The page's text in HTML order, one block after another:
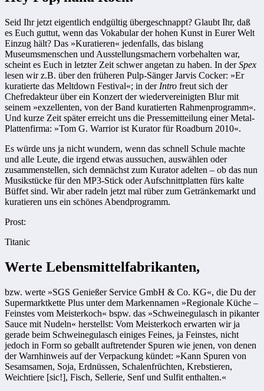
Seid Ihr jetzt eigentlich endgültig übergeschnappt? Glaubt Ihr, daß
es Euch guttut, wenn das Vokabular der hohen Kunst in Eurer Welt
Einzug hält? Das »Kuratieren« jedenfalls, das bislang
Museumsmenschen und Ausstellungsmachern vorbehalten war,
scheint es Euch in letzter Zeit schwer angetan zu haben. In derSpex
lesen wir z.B. über den früheren Pulp-Sänger Jarvis Cocker: »Er
kuratierte das Meltdown Festival«; in der Intro freut sich der
Chefredakteur über ein Konzert der wiedervereinigten Blur mit
seinem »exzellenten, von der Band kuratierten Rahmenprogramm«.
Und kurze Zeit später erreicht uns die Pressemitteilung einer Metal-
Plattenfirma: »Tom G. Warrior ist Kurator für Roadburn 2010«.
Es würde uns ja nicht wundern, wenn das schnell Schule machte
und alle Leute, die irgend etwas aussuchen, auswählen oder
zusammenstellen, sich demnächst zum Kurator adelten – ob das nun
Musikstücke für den MP3-Stick oder Aufschnittplatten fürs kalte
Büffet sind. Wir aber radeln jetzt mal rüber zum Getränkemarkt und
kuratieren uns ein schönes Abendprogramm.
Prost:
Titanic
Werte Lebensmittelfabrikanten,
bzw. werte »SGS Genießer Service GmbH & Co. KG«, die Du der
Supermarktkette Plus unter dem Markennamen »Regionale Küche –
Feinstes vom Meisterkoch« bspw. das »Schweinegulasch in pikanter
Sauce mit Nudeln« herstellst: Vom Meisterkoch erwarten wir ja
gerade beim Schweinegulasch einiges Feines, ja Feinstes, nicht
jedoch in Form so geballt auftretender Spuren wie jenen, von denen
der Warnhinweis auf der Verpackung kündet: »Kann Spuren von
Sesamsamen, Soja, Erdnüssen, Schalenfrüchten, Krebstieren,
Weichtiere [sic!], Fisch, Sellerie, Senf und Sulfit enthalten.«